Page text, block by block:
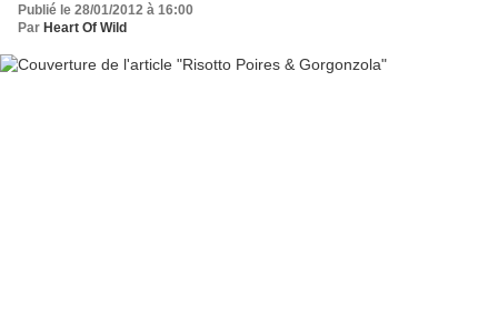
Publié le 28/01/2012 à 16:00
Par Heart Of Wild